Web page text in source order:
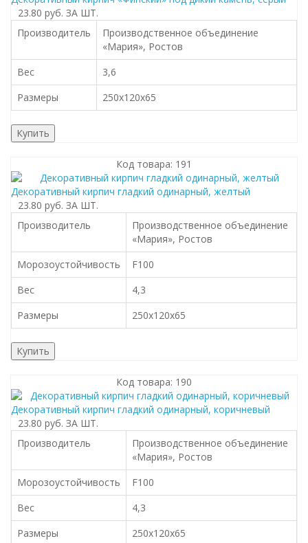
23.80 руб. ЗА ШТ.
Производитель
Производственное объединение
«Мария», Ростов
Вес
3,6
Размеры
250x120x65
Купить
Код товара: 191
Декоративный кирпич гладкий одинарный, желтый
23.80 руб. ЗА ШТ.
Производитель
Производственное объединение
«Мария», Ростов
Морозоустойчивость
F100
Вес
4,3
Размеры
250x120x65
Купить
Код товара: 190
Декоративный кирпич гладкий одинарный, коричневый
23.80 руб. ЗА ШТ.
Производитель
Производственное объединение
«Мария», Ростов
Морозоустойчивость
F100
Вес
4,3
Размеры
250x120x65